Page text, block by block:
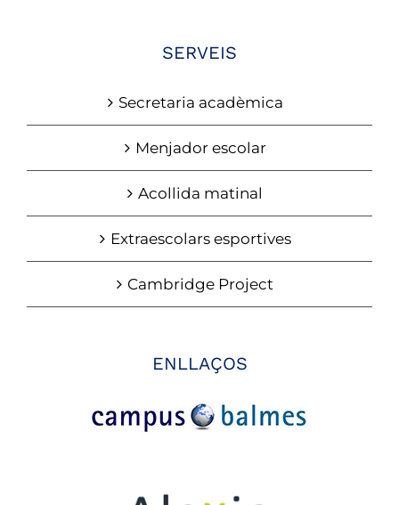
SERVEIS
Secretaria acadèmica
Menjador escolar
Acollida matinal
Extraescolars esportives
Cambridge Project
ENLLAÇOS